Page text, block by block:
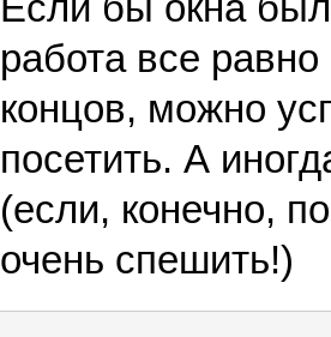
работа все
концов, можно
посетить. А
(если, конечно,
очень спешить!)